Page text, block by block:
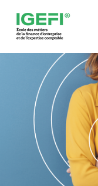
VOTRE ÉCOLE FAIT
ET
Compétences et
l’enseignement,
compétences
d’apprentissage et
de chaque
modèle éducatif inédit.
Pour accompagner